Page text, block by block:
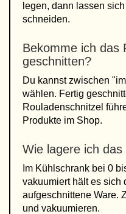
legen, dann lassen
schneiden.
Bekomme ich das
geschnitten?
Du kannst zwischen
wählen. Fertig
Rouladenschnitzel
Produkte im Shop.
Wie lagere ich das
Im Kühlschrank bei 0
vakuumiert hält es sich
aufgeschnittene Ware.
und vakuumieren.